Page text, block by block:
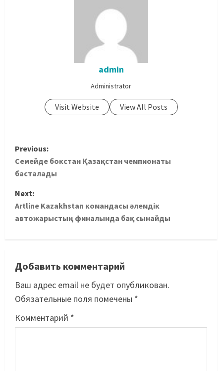
admin
Administrator
Visit Website View All Posts
Previous:
Семейде бокстан Қазақстан чемпионаты
басталады
Next:
Artline Kazakhstan командасы әлемдік
автожарыстың финалында бақ сынайды
Добавить комментарий
Ваш адрес email не будет опубликован.
Обязательные поля помечены *
Комментарий *